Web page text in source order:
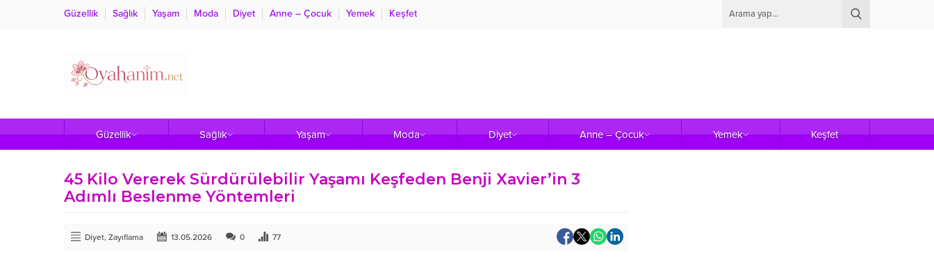
Güzellik Sağlık Yaşam Moda Diyet Anne – Çocuk Yemek Keşfet
Güzellik Sağlık Yaşam Moda Diyet Anne – Çocuk Yemek Keşfet
45 Kilo Vererek Sürdürülebilir Yaşamı Keşfeden Benji Xavier’in 3
Adımlı Beslenme Yöntemleri
Diyet, Zayıflama 13.05.2026 0 77